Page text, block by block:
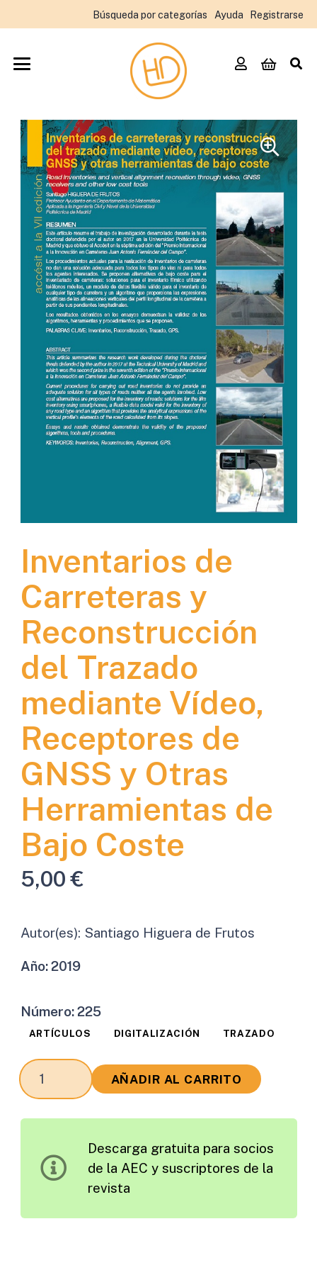
Búsqueda por categorías Ayuda Registrarse
Inventarios de
Carreteras y
Reconstrucción
del Trazado
mediante Vídeo,
Receptores de
GNSS y Otras
Herramientas de
Bajo Coste
5,00€
Autor(es): Santiago Higuera de Frutos
Año:2019
Número:225
ARTÍCULOS DIGITALIZACIÓN TRAZADO
Inventarios
de
Reconstrucción
AÑADIR AL CARRITO
Descarga gratuita para socios
de la AEC y suscriptores de la
revista